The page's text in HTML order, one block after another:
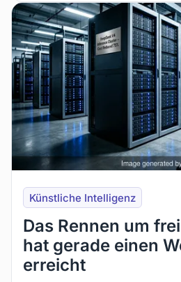
Künstliche Intelligenz
Das Rennen um
hat gerade einen
erreicht